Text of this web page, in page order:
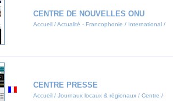
CENTRE DE NOUVELLES ONU
Accueil / Actualité - Francophonie / International /
CENTRE PRESSE
Accueil / Journaux locaux & régionaux / Centre /